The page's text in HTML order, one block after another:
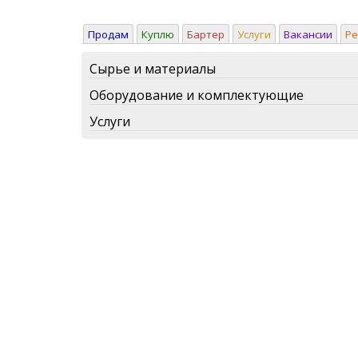
Продам Куплю Бартер Услуги Вакансии
Сырье и материалы
Оборудование и комплектующие
Услуги